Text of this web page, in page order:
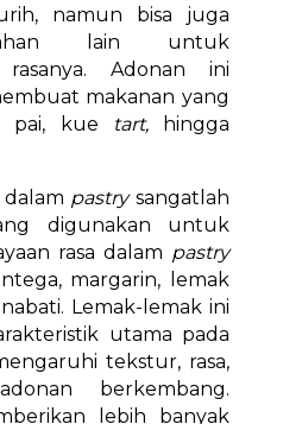
namun bisa juga
lain untuk
Adonan ini
makanan yang
pai, kue
tart,
hingga
pastrysangatlah
digunakan untuk
rasa dalam pastry
margarin, lemak
Lemak-lemak ini
utama pada
tekstur, rasa,
berkembang.
lebih banyak